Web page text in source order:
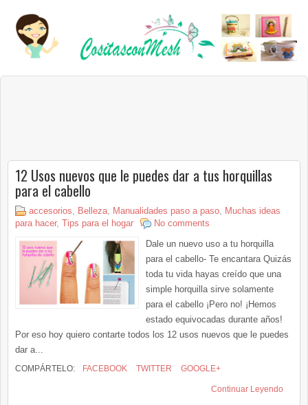
12 Usos nuevos que le puedes dar a tus horquillas
para el cabello
accesorios Belleza Manualidades paso a paso Muchas ideas
para hacer, Tips para el hogar
No comments
Dale un nuevo uso a tu horquilla
para el cabello- Te encantara Quizás
toda tu vida hayas creído que una
simple horquilla sirve solamente
para el cabello ¡Pero no! ¡Hemos
estado equivocadas durante años!
Por eso hoy quiero contarte todos los 12 usos nuevos que le puedes
dar a...
COMPÁRTELO: FACEBOOK TWITTER GOOGLE+
Continuar Leyendo